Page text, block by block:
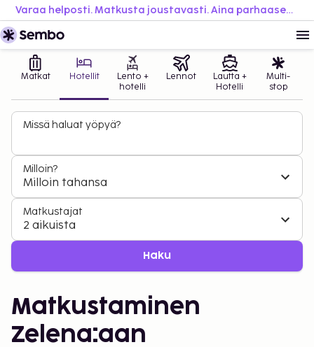
Varaa helposti. Matkusta joustavasti. Aina parhaaseen hintaan.
Matkat Hotellit
Lento +
hotelli
Lennot
Lautta +
Hotelli
Multi-
stop
Missä haluat yöpyä?
Milloin?
Milloin tahansa
Matkustajat
2 aikuista
Haku
Matkustaminen
Zelena:aan